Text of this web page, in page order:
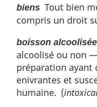
biens Tout bien
compris un droit
boisson alcoolisée
alcoolisé ou non
préparation ayant
enivrantes et
humaine. (